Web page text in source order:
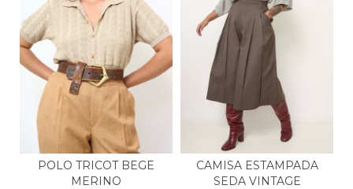
POLO TRICOT BEGE
MERINO
CAMISA ESTAMPADA
SEDA VINTAGE